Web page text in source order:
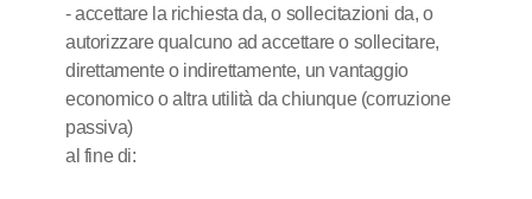
- accettare la richiesta da, o sollecitazioni da, o
autorizzare qualcuno ad accettare o sollecitare,
direttamente o indirettamente, un vantaggio
economico o altra utilità da chiunque (corruzione
passiva)
al fine di: